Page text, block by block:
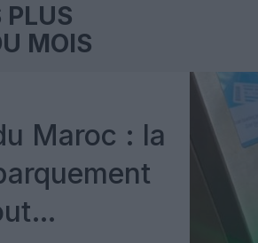
PLUS
MOIS
Maroc : la